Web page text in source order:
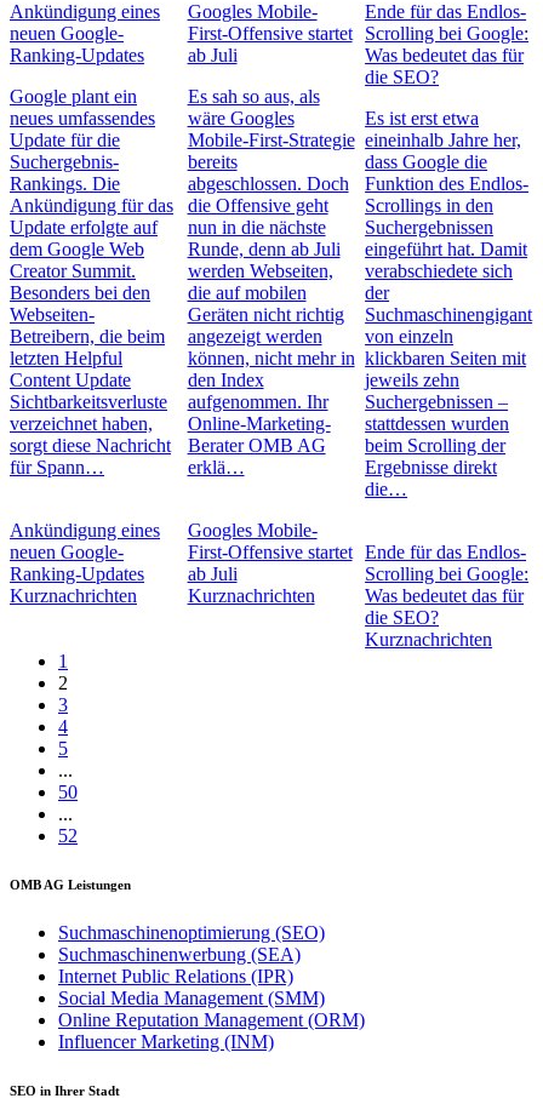
Ankündigung eines
neuen Google-
Ranking-Updates
Google plant ein
neues umfassendes
Update für die
Suchergebnis-
Rankings. Die
Ankündigung für das
Update erfolgte auf
dem Google Web
Creator Summit.
Besonders bei den
Webseiten-
Betreibern, die beim
letzten Helpful
Content Update
Sichtbarkeitsverluste
verzeichnet haben,
sorgt diese Nachricht
für Spann…
Ankündigung eines
neuen Google-
Ranking-Updates
Kurznachrichten
Googles Mobile-
First-Offensive startet
ab Juli
Es sah so aus, als
wäre Googles
Mobile-First-Strategie
bereits
abgeschlossen. Doch
die Offensive geht
nun in die nächste
Runde, denn ab Juli
werden Webseiten,
die auf mobilen
Geräten nicht richtig
angezeigt werden
können, nicht mehr in
den Index
aufgenommen. Ihr
Online-Marketing-
Berater OMB AG
erklä…
Googles Mobile-
First-Offensive startet
ab Juli
Kurznachrichten
Ende für das Endlos-
Scrolling bei Google:
Was bedeutet das für
die SEO?
Es ist erst etwa
eineinhalb Jahre her,
dass Google die
Funktion des Endlos-
Scrollings in den
Suchergebnissen
eingeführt hat. Damit
verabschiedete sich
der
Suchmaschinengigant
von einzeln
klickbaren Seiten mit
jeweils zehn
Suchergebnissen –
stattdessen wurden
beim Scrolling der
Ergebnisse direkt
die…
Ende für das Endlos-
Scrolling bei Google:
Was bedeutet das für
die SEO?
Kurznachrichten
1
2
3
4
5
...
50
...
52
OMB AG Leistungen
Suchmaschinenoptimierung (SEO)
Suchmaschinenwerbung (SEA)
Internet Public Relations (IPR)
Social Media Management (SMM)
Online Reputation Management (ORM)
Influencer Marketing (INM)
SEO in Ihrer Stadt